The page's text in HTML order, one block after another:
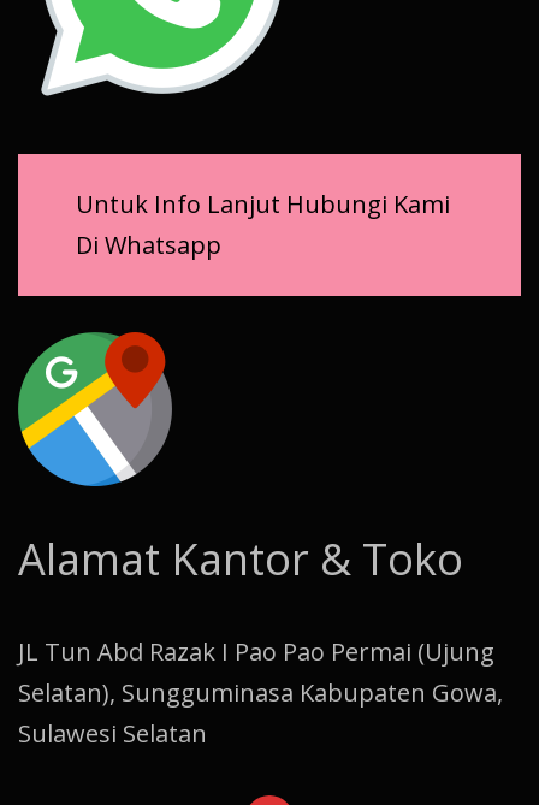
Untuk Info Lanjut Hubungi Kami
Di Whatsapp
Alamat Kantor & Toko
JL Tun Abd Razak I Pao Pao Permai (Ujung
Selatan), Sungguminasa Kabupaten Gowa,
Sulawesi Selatan